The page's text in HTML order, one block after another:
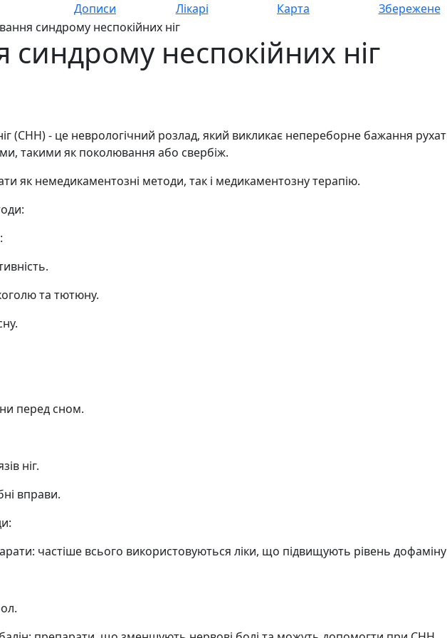
Дописи Лікарі Карта Збережене
синдрому неспокійних ніг
синдрому неспокійних ніг
(CHH) - це неврологічний розлад, який викликає непереборне бажання
такими як поколювання або свербіж.
як немедикаментозні методи, так і медикаментозну терапію.
та тютюну.
перед сном.
ніг.
вправи.
частіше всього використовуються ліки, що підвищують рівень